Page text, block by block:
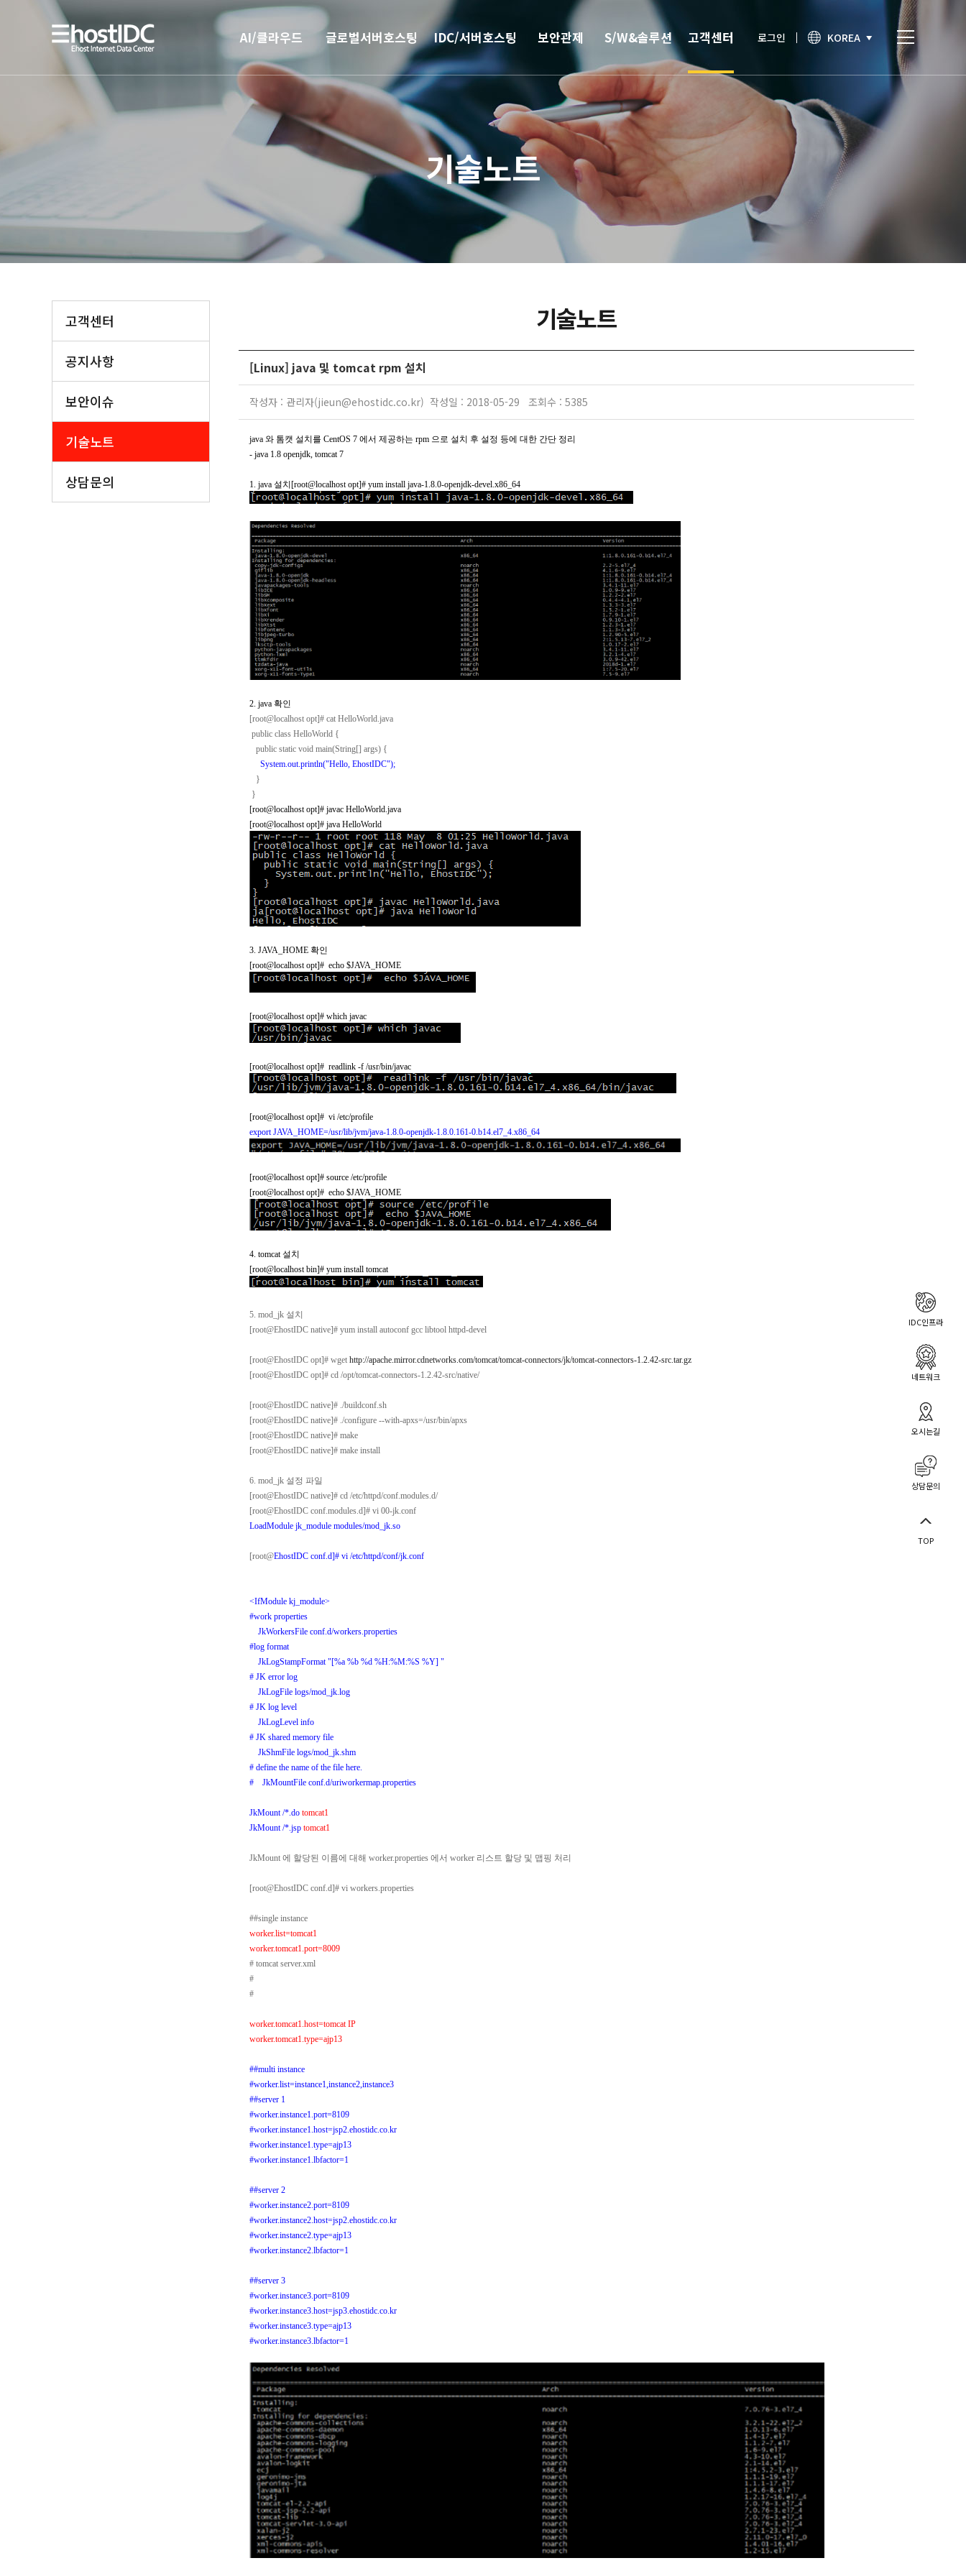
AI/클라우드
AI 인프라
AI 전용 서버호스팅
글로벌서버호스팅
해외
IDC/서버호스팅
서버호스팅
CN2 중국회선
서버 매니지먼트
IPFS 구축
L4 로드밸런싱
보안관제
안티랜섬웨어
웹격리(RBI)
방화벽
보안솔루션
DDoS & 백신
S/W&솔루션
부가서비스
SSO 통합인증
모바일 간편인증
고객센터
공지사항
기술노트
상담문의
로그인 KOREA
기술노트
고객센터
공지사항
보안이슈
기술노트
상담문의
기술노트
[Linux] java 및 tomcat rpm 설치
작성자 : 관리자(jieun@ehostidc.co.kr) 작성일 : 2018-05-29 조회수 : 5385
java 와 톰캣 설치를 CentOS 7 에서 제공하는 rpm 으로 설치 후 설정 등에 대한 간단 정리
- java 1.8 openjdk, tomcat 7
1. java 설치 [root@localhost opt]# yum install java-1.8.0-openjdk-devel.x86_64
2. java 확인
[root@localhost opt]# cat HelloWorld.java
public class HelloWorld {
public static void main(String[] args) {
System.out.println("Hello, EhostIDC");
}
}
[root@localhost opt]# javac HelloWorld.java
[root@localhost opt]# java HelloWorld
3. JAVA_HOME 확인
[root@localhost opt]# echo $JAVA_HOME
[root@localhost opt]# which javac
[root@localhost opt]# readlink -f /usr/bin/javac
[root@localhost opt]# vi /etc/profile
export JAVA_HOME=/usr/lib/jvm/java-1.8.0-openjdk-1.8.0.161-0.b14.el7_4.x86_64
[root@localhost opt]# source /etc/profile
[root@localhost opt]# echo $JAVA_HOME
4. tomcat설치
[root@localhost bin]# yum install tomcat
5. mod_jk 설치
[root@EhostIDC native]# yum install autoconf gcc libtool httpd-devel
[root@EhostIDC opt]# wget http://apache.mirror.cdnetworks.com/tomcat/tomcat-connectors/jk/tomcat-connectors-1.2.42-src.tar.gz
[root@EhostIDC opt]# cd /opt/tomcat-connectors-1.2.42-src/native/
[root@EhostIDC native]# ./buildconf.sh
[root@EhostIDC native]# ./configure --with-apxs=/usr/bin/apxs
[root@EhostIDC native]# make
[root@EhostIDC native]# make install
6. mod_jk 설정 파일
[root@EhostIDC native]# cd /etc/httpd/conf.modules.d/
[root@EhostIDC conf.modules.d]# vi 00-jk.conf
LoadModule jk_module modules/mod_jk.so
[root@EhostIDC conf.d]# vi /etc/httpd/conf/jk.conf
<IfModule kj_module>
#work properties
JkWorkersFile conf.d/workers.properties
#log format
JkLogStampFormat "[%a %b %d %H:%M:%S %Y] "
# JK error log
JkLogFile logs/mod_jk.log
# JK log level
JkLogLevel info
# JK shared memory file
JkShmFile logs/mod_jk.shm
# define the name of the file here.
# JkMountFile conf.d/uriworkermap.properties
JkMount /*.do tomcat1
JkMount /*.jsp tomcat1
JkMount 에 할당된 이름에 대해 worker.properties 에서 worker 리스트 할당 및 맵핑 처리
[root@EhostIDC conf.d]# vi workers.properties
##single instance
worker.list=tomcat1
worker.tomcat1.port=8009
# tomcat server.xml
#
#
worker.tomcat1.host=tomcat IP
worker.tomcat1.type=ajp13
##multi instance
#worker.list=instance1,instance2,instance3
##server 1
#worker.instance1.port=8109
#worker.instance1.host=jsp2.ehostidc.co.kr
#worker.instance1.type=ajp13
#worker.instance1.lbfactor=1
##server 2
#worker.instance2.port=8109
#worker.instance2.host=jsp2.ehostidc.co.kr
#worker.instance2.type=ajp13
#worker.instance2.lbfactor=1
##server 3
#worker.instance3.port=8109
#worker.instance3.host=jsp3.ehostidc.co.kr
#worker.instance3.type=ajp13
#worker.instance3.lbfactor=1
IDC인프라
네트워크
오시는길
상담문의
TOP